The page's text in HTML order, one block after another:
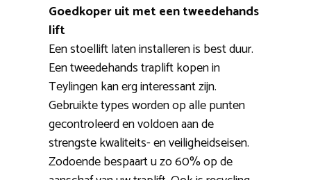
Goedkoper uit met een tweedehands
lift
Een stoellift laten installeren is best duur.
Een tweedehands traplift kopen in
Teylingen kan erg interessant zijn.
Gebruikte types worden op alle punten
gecontroleerd en voldoen aan de
strengste kwaliteits- en veiligheidseisen.
Zodoende bespaart u zo 60% op de